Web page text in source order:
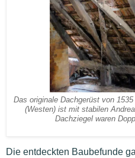
Das originale Dachgerüst von
(Westen) ist mit stabilen
Dachziegel waren
Die entdeckten Baubefunde